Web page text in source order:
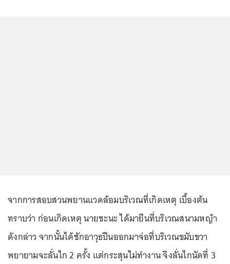
จากการสอบสวนพยานแวดล้อมบริเวณที่เกิดเหตุ เบื้องต้น
ทราบว่า ก่อนเกิดเหตุ นายชะนะ ได้มายืนที่บริเวณสนามหญ้า
ดังกล่าว จากนั้นได้ชักอาวุธปืนออกมาจ่อที่บริเวณขมับขวา
พยายามจะลั่นไก 2 ครั้ง แต่กระสุนไม่ทำงาน จึงลั่นไกนัดที่ 3